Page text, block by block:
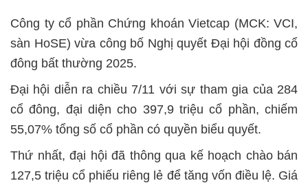
Công ty cổ phần Chứng khoán Vietcap (MCK: VCI,
sàn HoSE) vừa công bố Nghị quyết Đại hội đồng cổ
đông bất thường 2025.
Đại hội diễn ra chiều 7/11 với sự tham gia của 284
cổ đông, đại diện cho 397,9 triệu cổ phần, chiếm
55,07% tổng số cổ phần có quyền biểu quyết.
Thứ nhất, đại hội đã thông qua kế hoạch chào bán
127,5 triệu cổ phiếu riêng lẻ để tăng vốn điều lệ. Giá